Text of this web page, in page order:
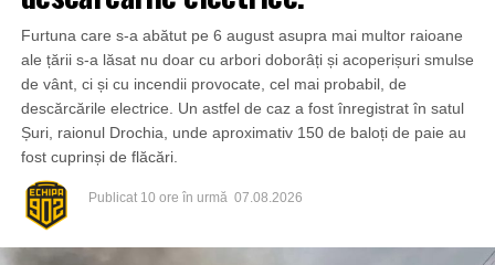
Furtuna care s-a abătut pe 6 august asupra mai multor raioane
ale țării s-a lăsat nu doar cu arbori doborâți și acoperișuri smulse
de vânt, ci și cu incendii provocate, cel mai probabil, de
descărcările electrice. Un astfel de caz a fost înregistrat în satul
Șuri, raionul Drochia, unde aproximativ 150 de baloți de paie au
fost cuprinși de flăcări.
Publicat 10 ore în urmă 07.08.2026